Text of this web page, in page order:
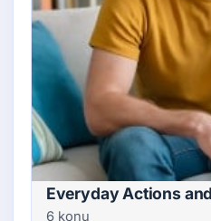
Everyday Actions
6 konu